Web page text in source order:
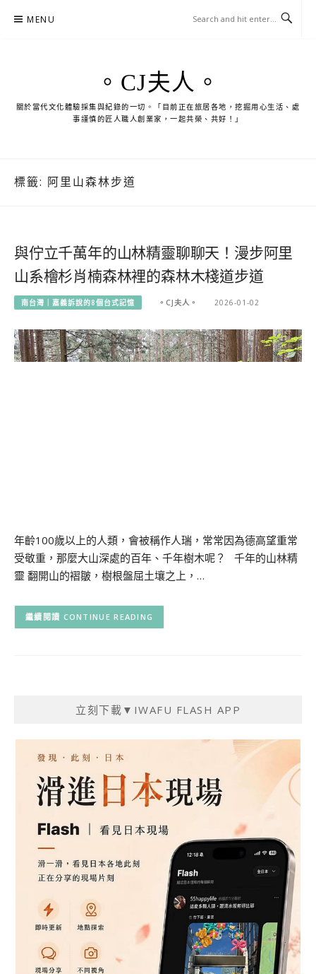
MENU
。CJ夫人。
關於當代文化體驗採集與紀錄的一切。「目前正在旅居各地，挖掘用心生活、處
事謹慎的匠人職人創業家，一起共榮、共好！」
標籤: 阿里山森林步道
與佇立千萬年的山林精靈聊聊天！漫步阿里
山系檜杉肖楠森林裡的森林木棧道步道
南台灣｜嘉義訴說的8個台式記憶 。CJ夫人。 2026-01-02
年齡100歲以上的人類，會被稱作人瑞，常常因為德高望重常
受敬重，那麼大山深處的百年、千年樹木呢？ 千年的山林精
靈 翻開山的褶皺，樹根盤屈土壤之上，…
CONTINUE READING
立刻下載▼IWAFU FLASH APP